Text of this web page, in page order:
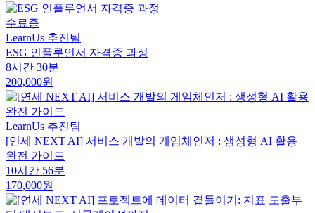
수료증
LearnUs 추진팀
ESG 인플루언서 자격증 과정
8시간 30분
200,000원
LearnUs 추진팀
[연세 NEXT AI] 서비스 개발의 게임체인저 : 생성형 AI 활용
완전 가이드
10시간 56분
170,000원